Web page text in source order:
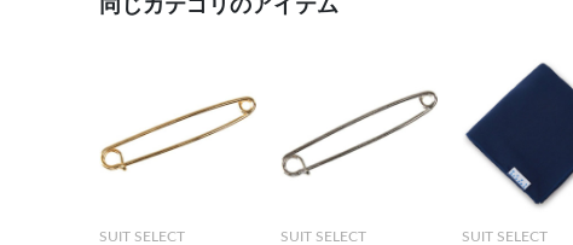
同じカテゴリのアイテム
SUIT SELECT SUIT SELECT SUIT SELECT